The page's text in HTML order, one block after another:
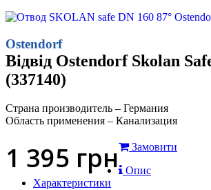
Ostendorf
Відвід Ostendorf Skolan
(337140)
Страна производитель – Германия
Область применения – Канализация
1 395 грн
Замовити
Опис
Характеристики